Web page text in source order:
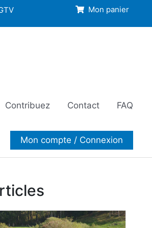
Mon panier
Contribuez Contact FAQ
Mon compte / Connexion